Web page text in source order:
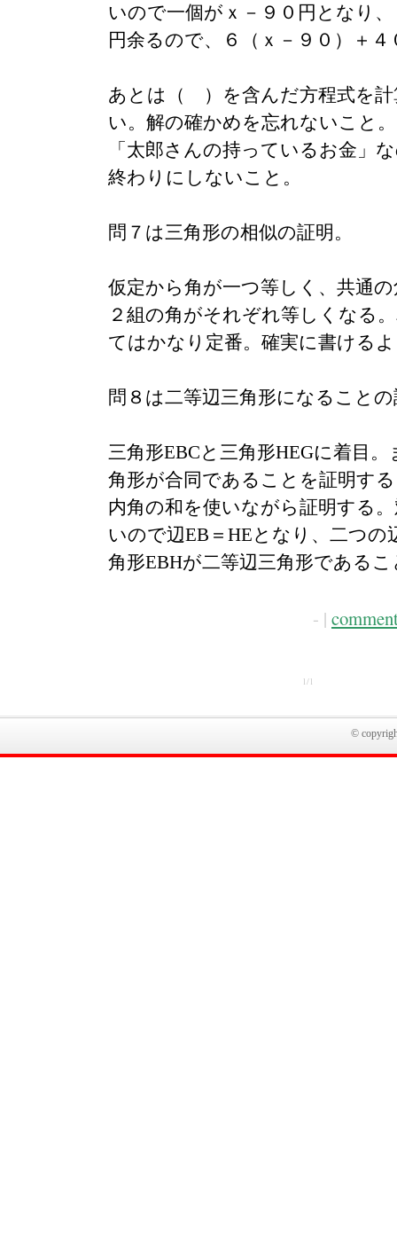
いので一個がｘ－９０円となり
円余るので、６（ｘ－９０）＋
あとは（ ）を含んだ方程式を
い。解の確かめを忘れないこと
「太郎さんの持っているお金」
終わりにしないこと。
問７は三角形の相似の証明。
仮定から角が一つ等しく、共通
２組の角がそれぞれ等しくなる
てはかなり定番。確実に書ける
問８は二等辺三角形になること
三角形EBCと三角形HEGに着目
角形が合同であることを証明す
内角の和を使いながら証明する
いので辺EB＝HEとなり、二つの
角形EBHが二等辺三角形である
- |
1/1
©